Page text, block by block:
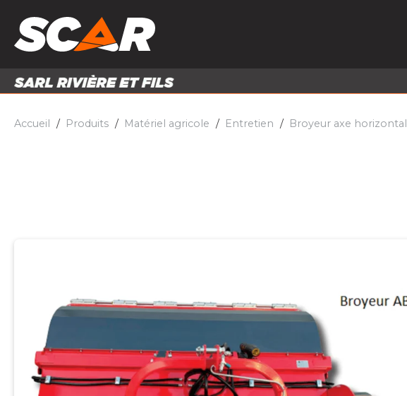
PIÈCES ET ACCESSOIRES
Accueil Produits Matériel agricole Entretien Broyeur axe horizontal